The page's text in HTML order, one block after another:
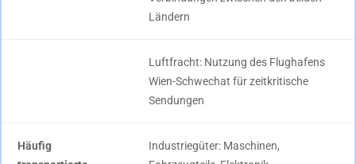
Ländern
Luftfracht: Nutzung des Flughafens
Wien-Schwechat für zeitkritische
Sendungen
Häufig
Industriegüter: Maschinen,